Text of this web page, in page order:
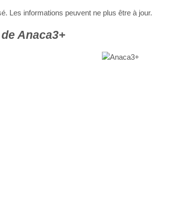
Les informations peuvent ne plus être à jour.
Anaca3+